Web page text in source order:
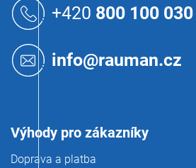
+420 800 100 030
info@rauman.cz
Výhody pro zákazníky
Doprava a platba